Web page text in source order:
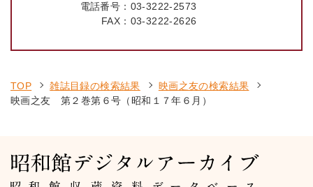
電話番号： 03-3222-2573
FAX： 03-3222-2626
TOP 雑誌目録の検索結果
映画之友の検索結果
映画之友 第２巻第６号（昭和１７年６月）